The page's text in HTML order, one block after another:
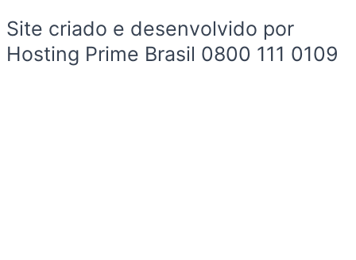
Site criado e desenvolvido por
Hosting Prime Brasil 0800 111 0109